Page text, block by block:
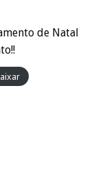
de Natal